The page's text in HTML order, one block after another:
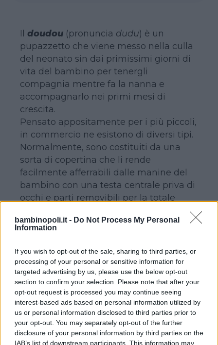
bambinopoli.it - Do Not Process My Personal
Information
If you wish to opt-out of the sale, sharing to third parties, or
processing of your personal or sensitive information for
targeted advertising by us, please use the below opt-out
section to confirm your selection. Please note that after your
opt-out request is processed you may continue seeing
interest-based ads based on personal information utilized by
us or personal information disclosed to third parties prior to
your opt-out. You may separately opt-out of the further
disclosure of your personal information by third parties on the
IAB’s list of downstream participants. This information may
Il doudou(pronuncia dudu) è un
pupazzetto che viene messo nella culla
del neonato sin dai primissimi giorni di
vita del bambino per tenergli
compagnia mentre fa la nanna e
accompagnarlo nei primi mesi di
crescita.
Pensato appositamente per i più piccoli,
in commercio ne esistono di diversi tipi.
Normalmente, sono costituiti da una
sorta di copertina che li rende
facilmente afferrabili dalle manine del
bambino con una testa centrale priva di
occhi e parti removibili per la totale
Ildoudou, però, può essere anche una
maglietta…
Si tratta, insomma, di unoggetto
transazionale(la classicacopertina di
Linus, per intenderci) da regalare al
bebè dopo che la futura mamma lo ha
tenuto con sé durante la gravidanza e
impregnato con il suo odore.
In Francia (il nome, infatti, è francese)